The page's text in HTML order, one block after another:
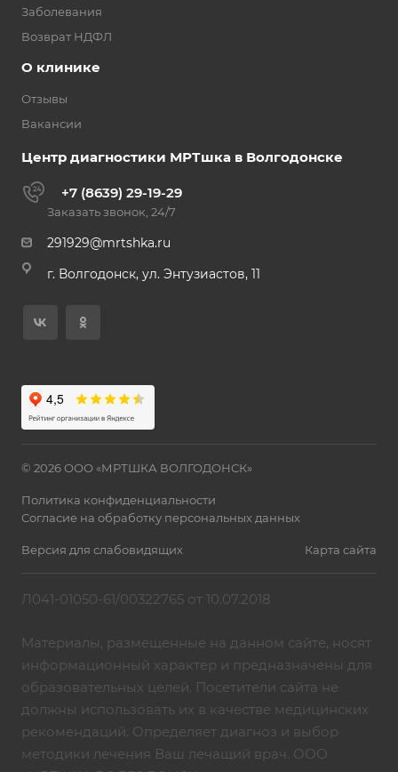
Заболевания
Возврат НДФЛ
О клинике
Отзывы
Вакансии
Центр диагностики МРТшка в Волгодонске
+7 (8639) 29-19-29
Заказать звонок, 24/7
291929@mrtshka.ru
г. Волгодонск, ул. Энтузиастов, 11
© 2026 ООО «МРТШКА ВОЛГОДОНСК»
Политика конфиденциальности
Согласие на обработку персональных данных
Версия для слабовидящих Карта сайта
Л041-01050-61/00322765 от 10.07.2018
Материалы, размещенные на данном сайте, носят
информационный характер и предназначены для
образовательных целей. Посетители сайта не
должны использовать их в качестве медицинских
рекомендаций. Определяет диагноз и выбор
методики лечения Ваш лечащий врач. ООО